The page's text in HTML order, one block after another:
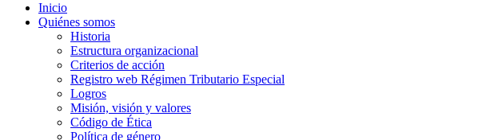
Inicio
Quiénes somos
Historia
Estructura organizacional
Criterios de acción
Registro web Régimen Tributario Especial
Logros
Misión, visión y valores
Código de Ética
Política de género